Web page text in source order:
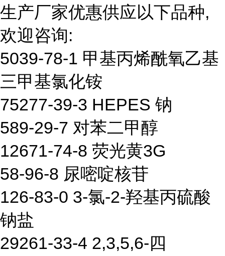
生产厂家优惠供应以下品种,
欢迎咨询:
5039-78-1 甲基丙烯酰氧乙基
三甲基氯化铵
75277-39-3 HEPES 钠
589-29-7 对苯二甲醇
12671-74-8 荧光黄3G
58-96-8 尿嘧啶核苷
126-83-0 3-氯-2-羟基丙硫酸
钠盐
29261-33-4 2,3,5,6-四